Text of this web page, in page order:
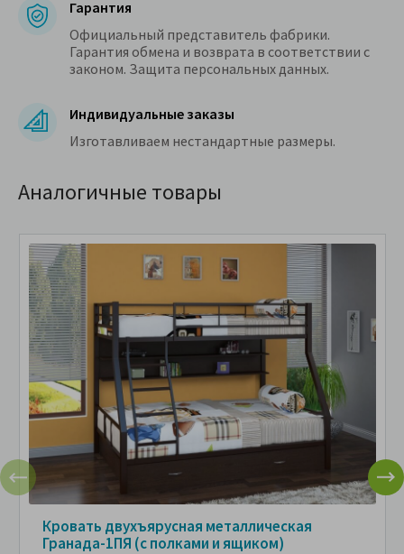
Гарантия
Официальный представитель фабрики.
Гарантия обмена и возврата в соответствии с
законом. Защита персональных данных.
Индивидуальные заказы
Изготавливаем нестандартные размеры.
Аналогичные товары
Кровать двухъярусная металлическая
Гранада-1ПЯ (с полками и ящиком)